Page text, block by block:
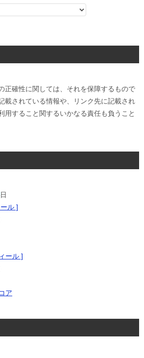
正確性に関しては、それを保障するもので
載されている情報や、リンク先に記載され
用すること関するいかなる責任も負うこと
日
ル ]
ール ]
ア